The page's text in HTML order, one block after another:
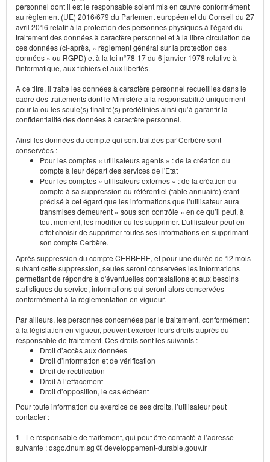
personnel dont il est le responsable soient mis en œuvre conformément
au règlement (UE) 2016/679 du Parlement européen et du Conseil du 27
avril 2016 relatif à la protection des personnes physiques à l'égard du
traitement des données à caractère personnel et à la libre circulation de
ces données (ci-après, « règlement général sur la protection des
données » ou RGPD) et à la loi n°78-17 du 6 janvier 1978 relative à
l'informatique, aux fichiers et aux libertés.
A ce titre, il traite les données à caractère personnel recueillies dans le
cadre des traitements dont le Ministère a la responsabilité uniquement
pour la ou les seule(s) finalité(s) prédéfinies ainsi qu’à garantir la
confidentialité des données à caractère personnel.
Ainsi les données du compte qui sont traitées par Cerbère sont
conservées :
Pour les comptes « utilisateurs agents » : de la création du
compte à leur départ des services de l'Etat
Pour les comptes « utilisateurs externes » : de la création du
compte à sa suppression du référentiel (table annuaire) étant
précisé à cet égard que les informations que l’utilisateur aura
transmises demeurent « sous son contrôle » en ce qu’il peut, à
tout moment, les modifier ou les supprimer. L’utilisateur peut en
effet choisir de supprimer toutes ses informations en supprimant
son compte Cerbère.
Après suppression du compte CERBERE, et pour une durée de 12 mois
suivant cette suppression, seules seront conservées les informations
permettant de répondre à d'éventuelles contestations et aux besoins
statistiques du service, informations qui seront alors conservées
conformément à la réglementation en vigueur.
Par ailleurs, les personnes concernées par le traitement, conformément
à la législation en vigueur, peuvent exercer leurs droits auprès du
responsable de traitement. Ces droits sont les suivants :
Droit d’accès aux données
Droit d’information et de vérification
Droit de rectification
Droit à l’effacement
Droit d’opposition, le cas échéant
Pour toute information ou exercice de ses droits, l’utilisateur peut
contacter :
1 - Le responsable de traitement, qui peut être contacté à l’adresse
suivante : dsgc.dnum.sg
developpement-durable.gouv.fr